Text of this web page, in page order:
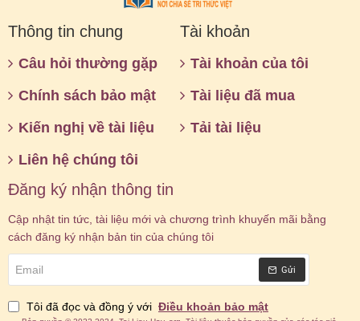
Thông tin chung
Câu hỏi thường gặp
Chính sách bảo mật
Kiến nghị về tài liệu
Liên hệ chúng tôi
Tài khoản
Tài khoản của tôi
Tài liệu đã mua
Tải tài liệu
Đăng ký nhận thông tin
Cập nhật tin tức, tài liệu mới và chương trình khuyến mãi bằng
cách đăng ký nhận bản tin của chúng tôi
Gửi
Tôi đã đọc và đồng ý với Điều khoản bảo mật